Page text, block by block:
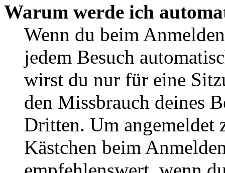
Warum werde ich
Wenn du beim
jedem Besuch
wirst du nur für eine
den Missbrauch deines
Dritten. Um angemeldet
Kästchen beim